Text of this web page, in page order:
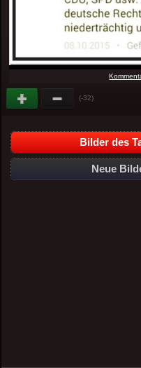
(-32)
Bilder des
Neue